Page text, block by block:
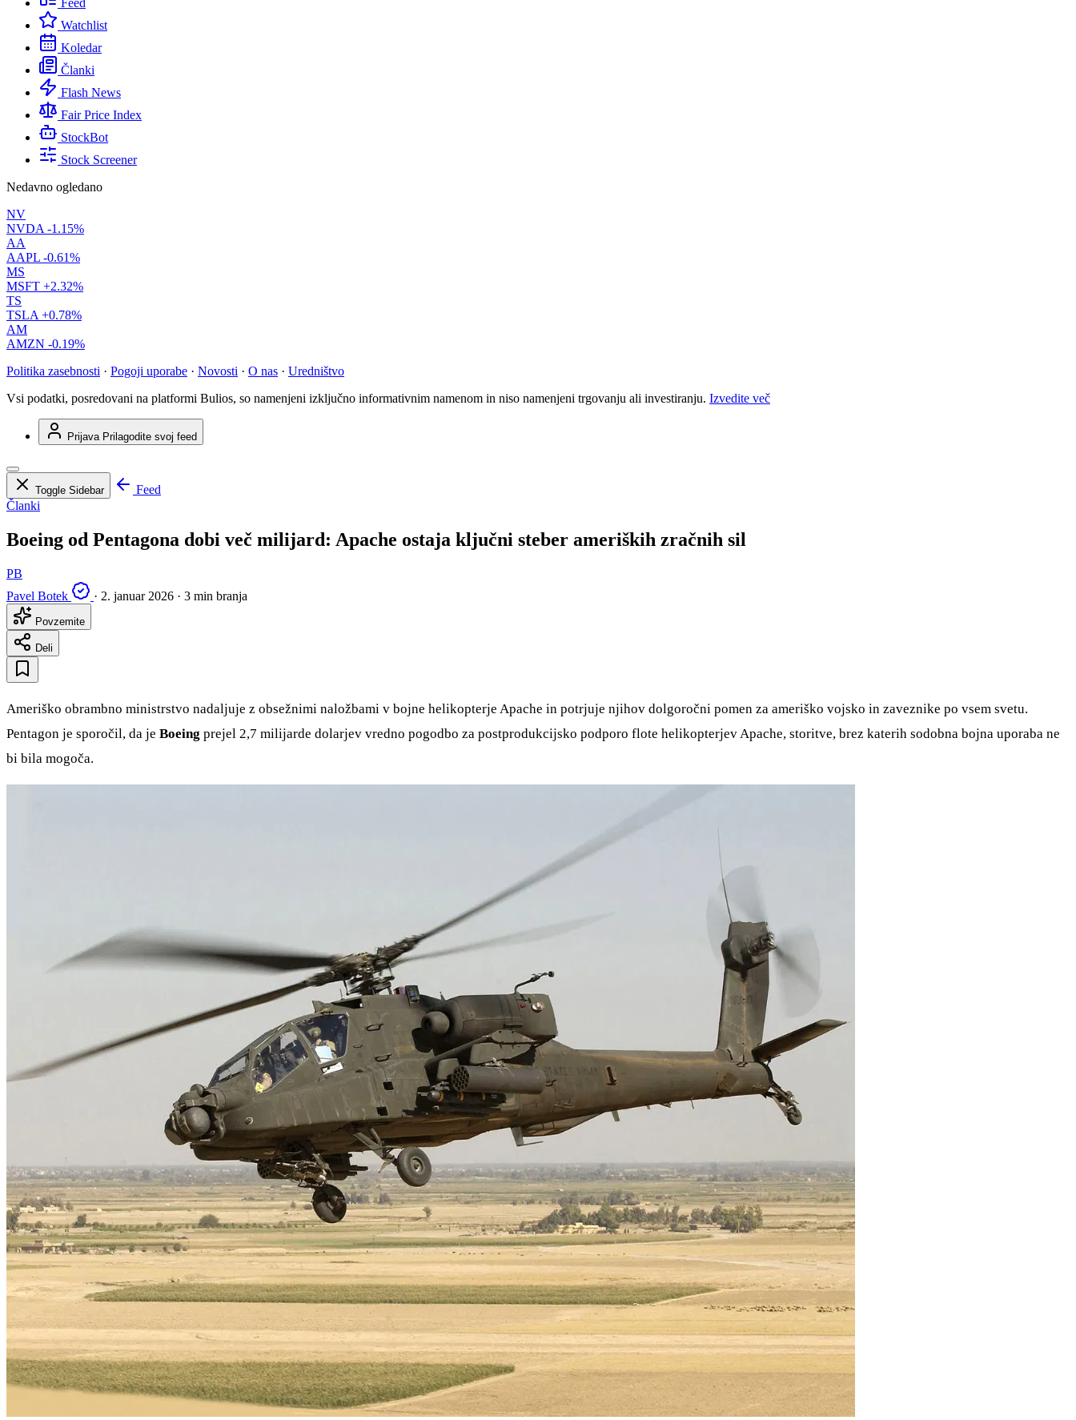
Feed
Watchlist
Koledar
Članki
Flash News
Fair Price Index
StockBot
Stock Screener
Nedavno ogledano
NV
NVDA -1.15%
AA
AAPL -0.61%
MS
MSFT +2.32%
TS
TSLA +0.78%
AM
AMZN -0.19%
Politika zasebnosti · Pogoji uporabe · Novosti · O nas · Uredništvo
Vsi podatki, posredovani na platformi Bulios, so namenjeni izključno informativnim namenom in niso namenjeni trgovanju ali investiranju. Izvedite več
Prijava Prilagodite svoj feed
Toggle Sidebar
Feed
Članki
Boeing od Pentagona dobi več milijard: Apache ostaja ključni steber ameriških zračnih sil
PB
Pavel Botek
· 2. januar 2026 · 3 min branja
Povzemite
Deli
Ameriško obrambno ministrstvo nadaljuje z obsežnimi naložbami v bojne helikopterje Apache in potrjuje njihov dolgoročni pomen za ameriško vojsko in zaveznike po vsem svetu.
Pentagon je sporočil, da je Boeing prejel 2,7 milijarde dolarjev vredno pogodbo za postprodukcijsko podporo flote helikopterjev Apache, storitve, brez katerih sodobna bojna uporaba ne
bi bila mogoča.